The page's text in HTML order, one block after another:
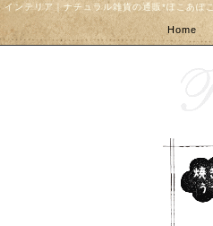
インテリア｜ナチュラル雑貨の通販*ぽこあぽこ
Home